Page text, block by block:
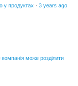
у продуктах · 3 years ago
може розділити